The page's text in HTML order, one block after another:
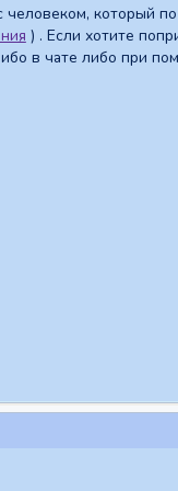
человеком, который
) . Если хотите
в чате либо при